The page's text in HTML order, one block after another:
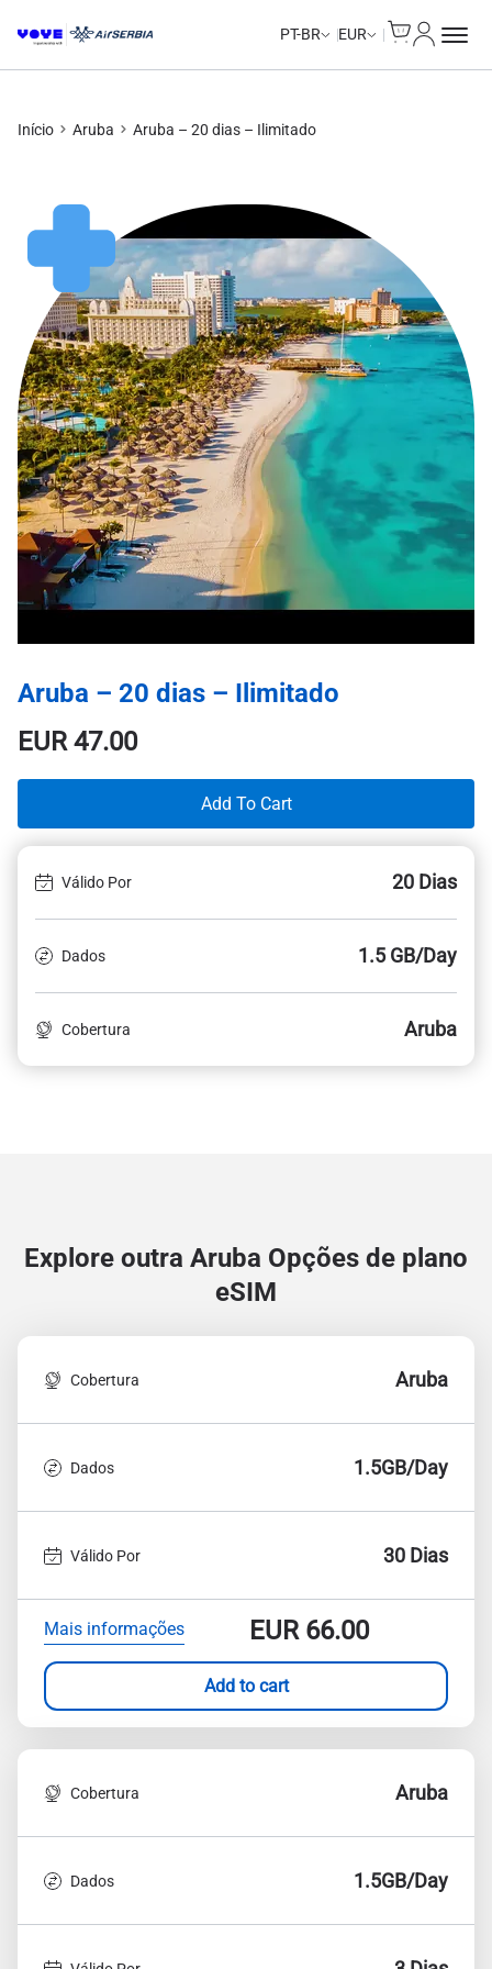
PT-BR EUR
Início Aruba Aruba – 20 dias – Ilimitado
Aruba – 20 dias – Ilimitado
EUR47.00
Add To Cart
Válido Por 20 Dias
Dados 1.5 GB/Day
Cobertura Aruba
Explore outra Aruba Opções de plano
eSIM
Cobertura Aruba
Dados 1.5GB/Day
Válido Por 30 Dias
Mais informações EUR66.00
Add to cart
Cobertura Aruba
Dados 1.5GB/Day